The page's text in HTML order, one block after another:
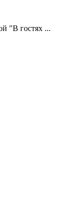
"В гостях ...